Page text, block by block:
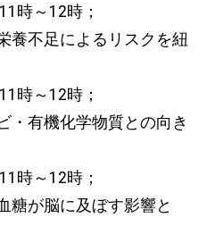
時～12時；
養不足によるリスクを紐
時～12時；
・有機化学物質との向き
時～12時；
糖が脳に及ぼす影響と